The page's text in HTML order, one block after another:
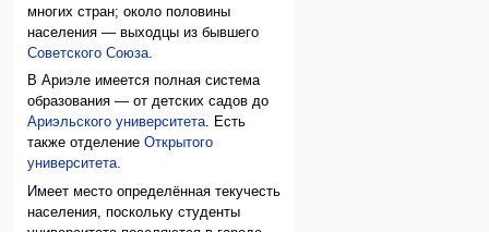
многих стран; около половины
населения — выходцы из бывшего
Советского Союза.
В Ариэле имеется полная система
образования — от детских садов до
Ариэльского университета. Есть
также отделениеОткрытого
университета.
Имеет место определённая текучесть
населения, поскольку студенты